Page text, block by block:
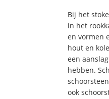
Bij het
in het
en vormen
hout en
een
hebben.
ook